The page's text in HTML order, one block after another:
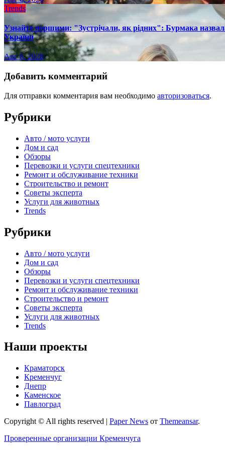
Trends
Узнайте першими: "Зустрічали, як рідних": Бурмака
України
Авг 6, 2026
Добавить комментарий
Для отправки комментария вам необходимо авторизоваться.
Рубрики
Авто / мото услуги
Дом и сад
Обзоры
Перевозки и услуги спецтехники
Ремонт и обслуживание техники
Строительство и ремонт
Советы эксперта
Услуги для животных
Trends
Рубрики
Авто / мото услуги
Дом и сад
Обзоры
Перевозки и услуги спецтехники
Ремонт и обслуживание техники
Строительство и ремонт
Советы эксперта
Услуги для животных
Trends
Наши проекты
Краматорск
Кременчуг
Днепр
Каменское
Павлоград
Copyright © All rights reserved | Paper News от Themeansar.
Проверенные организации Кременчуга